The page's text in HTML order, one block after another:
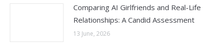
Comparing AI Girlfriends and Real-Life
Relationships: A Candid Assessment
13 June, 2026